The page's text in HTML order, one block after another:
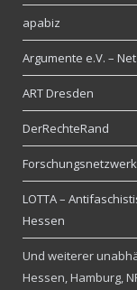
apabiz
Argumente e.V. –
ART Dresden
DerRechteRand
LOTTA –
Hessen
Und weiterer
Hessen, Hamburg,